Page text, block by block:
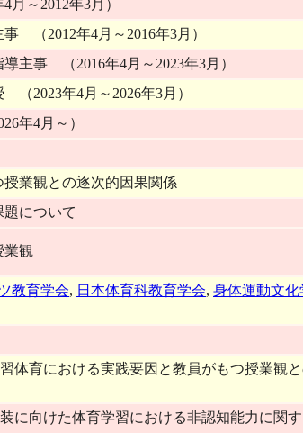
～2012年3月）
（2012年4月～2016年3月）
事 （2016年4月～2023年3月）
2023年4月～2026年3月）
年4月～）
業観との逐次的因果関係
について
業観
教育学会, 日本体育科教育学会, 身体運動文化
体育における実践要因と教員がもつ授業観と
に向けた体育学習における非認知能力に関